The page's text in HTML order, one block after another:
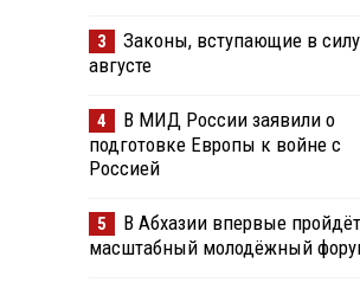
3
Законы, вступающие в
августе
4
В МИД России заявили о
подготовке Европы к войне с
Россией
5
В Абхазии впервые пройдёт
масштабный молодёжный